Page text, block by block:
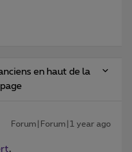
en haut de la
page
Forum|Forum|1 year ago
,